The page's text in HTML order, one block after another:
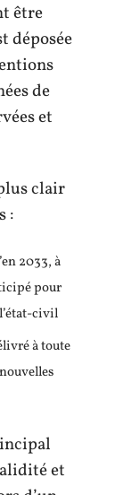
être
déposée
de
et
clair
:
2033, à
pour
civil
à toute
et